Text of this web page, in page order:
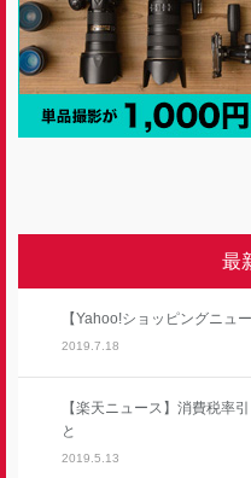
最
【Yahoo!ショッピングニュ
2019.7.18
【楽天ニュース】消費税率
と
2019.5.13